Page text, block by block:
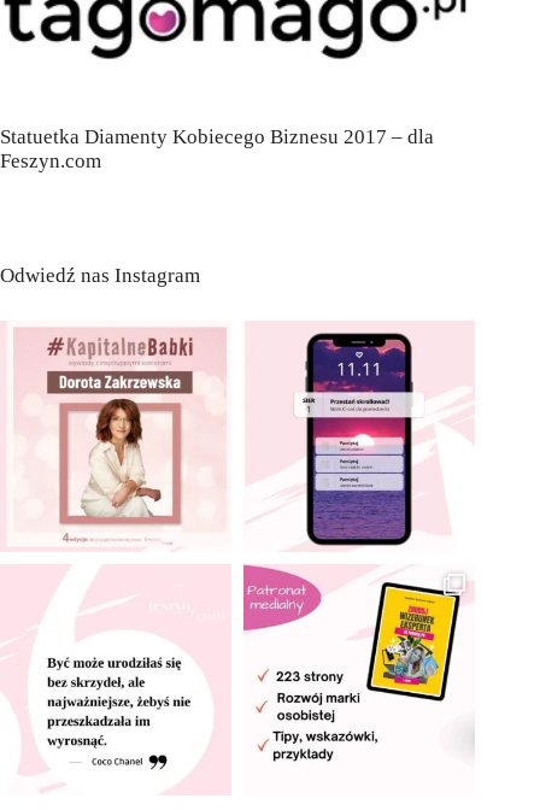
Statuetka Diamenty Kobiecego Biznesu 2017 – dla
Feszyn.com
Odwiedź nas Instagram